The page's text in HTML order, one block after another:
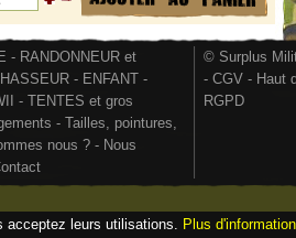
- RANDONNEUR et
- ENFANT -
- TENTES et gros
- Tailles, pointures,
nous ? - Nous
© Surplus
- CGV - Haut
RGPD
acceptez leurs utilisations. Plus